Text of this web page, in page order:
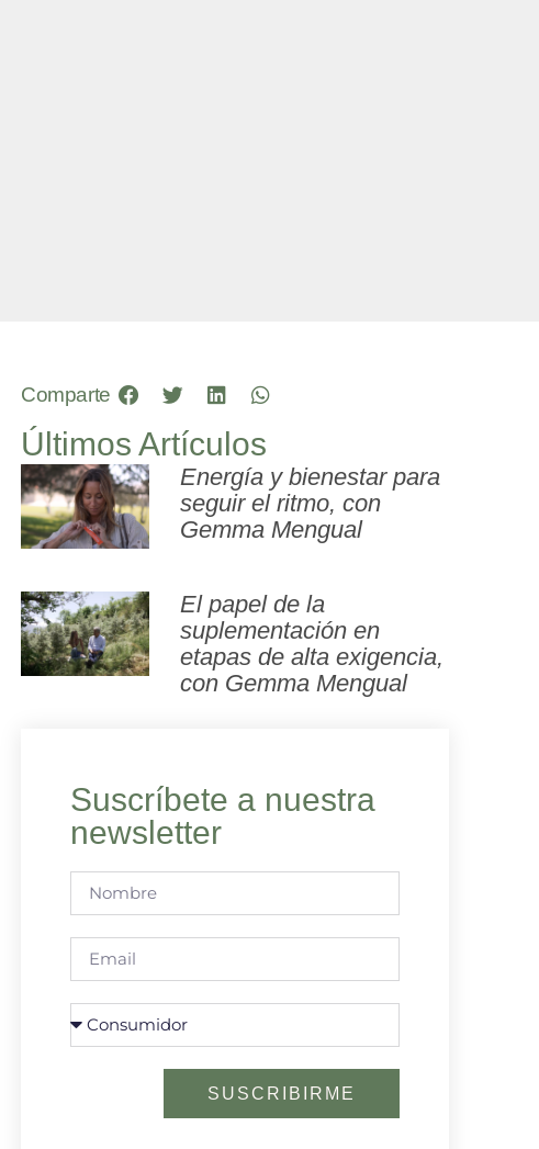
Comparte
Últimos Artículos
Energía y bienestar para
seguir el ritmo, con
Gemma Mengual
El papel de la
suplementación en
etapas de alta exigencia,
con Gemma Mengual
Suscríbete a nuestra
newsletter
SUSCRIBIRME